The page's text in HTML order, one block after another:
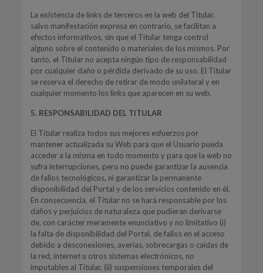
La existencia de links de terceros en la web del Titular,
salvo manifestación expresa en contrario, se facilitan a
efectos informativos, sin que el Titular tenga control
alguno sobre el contenido o materiales de los mismos. Por
tanto, el Titular no acepta ningún tipo de responsabilidad
por cualquier daño o pérdida derivado de su uso. El Titular
se reserva el derecho de retirar de modo unilateral y en
cualquier momento los links que aparecen en su web.
5. RESPONSABILIDAD DEL TITULAR
El Titular realiza todos sus mejores esfuerzos por
mantener actualizada su Web para que el Usuario pueda
acceder a la misma en todo momento y para que la web no
sufra interrupciones, pero no puede garantizar la ausencia
de fallos tecnológicos, ni garantizar la permanente
disponibilidad del Portal y de los servicios contenido en él.
En consecuencia, el Titular no se hará responsable por los
daños y perjuicios de naturaleza que pudieran derivarse
de, con carácter meramente enunciativo y no limitativo (i)
la falta de disponibilidad del Portal, de fallos en el acceso
debido a desconexiones, averías, sobrecargas o caídas de
la red, internet u otros sistemas electrónicos, no
imputables al Titular, (ii) suspensiones temporales del